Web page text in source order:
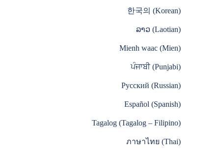
한국의 (Korean)
ລາວ (Laotian)
Mienh waac (Mien)
ਪੰਜਾਬੀ (Punjabi)
Русский (Russian)
Español (Spanish)
Tagalog (Tagalog – Filipino)
ภาษาไทย (Thai)